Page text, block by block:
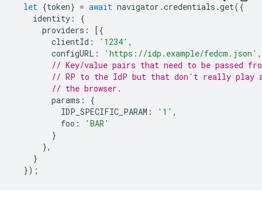
let {token} = await navigator .credentials .get({
identity :
{
providers :
[{
clientId : '1234' ,
configURL : 'https://idp.example/fedcm.json' ,
// Key/value pairs that need to be passed
// RP to the IdP but that don't really play
// the browser.
params :
{
IDP_SPECIFIC_PARAM : '1' ,
foo :
'BAR'
}
},
}
});